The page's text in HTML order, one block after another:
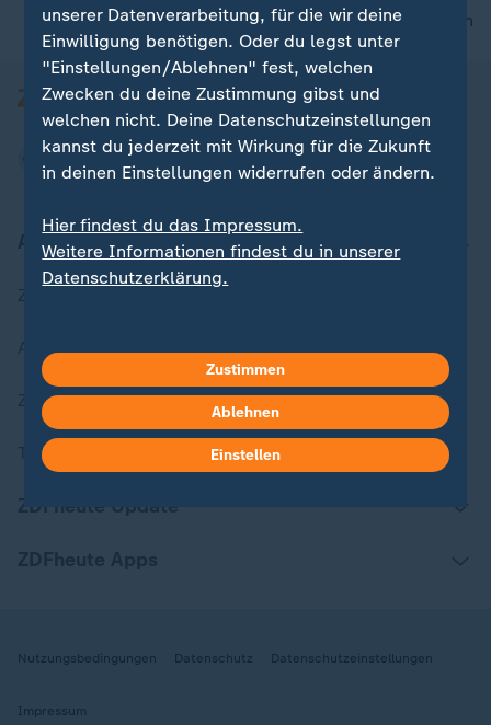
nach oben
Aktuell bei ZDFheute
Aktuelle Sendungs-Videos
ZDFheute Stories
Themen im Überblick
ZDFheute Update
Nutzungsbedingungen Datenschutz Datenschutzeinstellungen
Impressum
unserer Datenverarbeitung, für die wir deine
Einwilligung benötigen. Oder du legst unter
"Einstellungen/Ablehnen" fest, welchen
Zwecken du deine Zustimmung gibst und
welchen nicht. Deine Datenschutzeinstellungen
kannst du jederzeit mit Wirkung für die Zukunft
in deinen Einstellungen widerrufen oder ändern.
Hier findest du das Impressum.
Weitere Informationen findest du in unserer
Datenschutzerklärung.
Zustimmen
Ablehnen
Einstellen